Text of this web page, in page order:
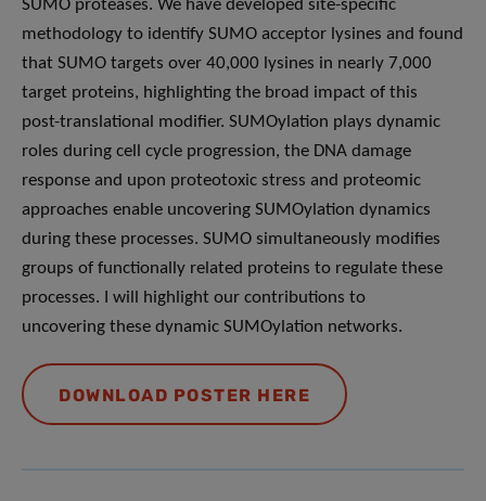
SUMO proteases. We have developed site-specific
methodology to identify SUMO acceptor lysines and found
that SUMO targets over 40,000 lysines in nearly 7,000
target proteins, highlighting the broad impact of this
post-translational modifier. SUMOylation plays dynamic
roles during cell cycle progression, the DNA damage
response and upon proteotoxic stress and proteomic
approaches enable uncovering SUMOylation dynamics
during these processes. SUMO simultaneously modifies
groups of functionally related proteins to regulate these
processes. I will highlight our contributions to
uncovering these dynamic SUMOylation networks.
DOWNLOAD POSTER HERE